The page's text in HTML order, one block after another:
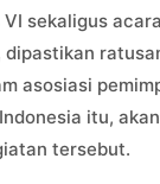
sekaligus
dipastikan
asosiasi
itu,
tersebut.